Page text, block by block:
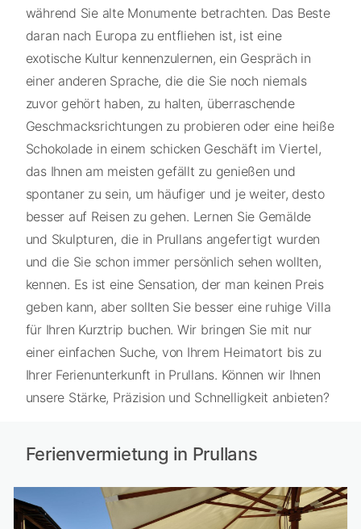
während Sie alte Monumente betrachten. Das Beste
daran nach Europa zu entfliehen ist, ist eine
exotische Kultur kennenzulernen, ein Gespräch in
einer anderen Sprache, die die Sie noch niemals
zuvor gehört haben, zu halten, überraschende
Geschmacksrichtungen zu probieren oder eine heiße
Schokolade in einem schicken Geschäft im Viertel,
das Ihnen am meisten gefällt zu genießen und
spontaner zu sein, um häufiger und je weiter, desto
besser auf Reisen zu gehen. Lernen Sie Gemälde
und Skulpturen, die in Prullans angefertigt wurden
und die Sie schon immer persönlich sehen wollten,
kennen. Es ist eine Sensation, der man keinen Preis
geben kann, aber sollten Sie besser eine ruhige Villa
für Ihren Kurztrip buchen. Wir bringen Sie mit nur
einer einfachen Suche, von Ihrem Heimatort bis zu
Ihrer Ferienunterkunft in Prullans. Können wir Ihnen
unsere Stärke, Präzision und Schnelligkeit anbieten?
Ferienvermietung in Prullans